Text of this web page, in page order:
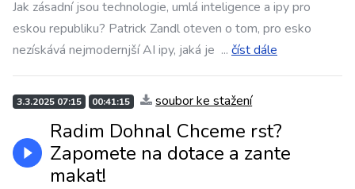
Jak zásadní jsou technologie, umlá inteligence a ipy pro
eskou republiku? Patrick Zandl oteven o tom, pro esko
nezískává nejmodernjší AI ipy, jaká je ... číst dále
3.3.2025 07:15 00:41:15 soubor ke stažení
Radim Dohnal Chceme rst?
Zapomete na dotace a zante
makat!